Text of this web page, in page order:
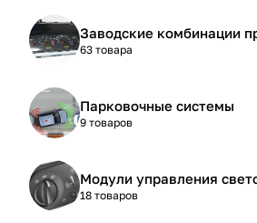
Заводские комбинации
63 товара
Парковочные системы
9 товаров
Модули управления
18 товаров